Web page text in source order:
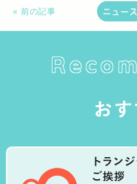
« 前の記事 ニュー
お
トラン
ご挨拶